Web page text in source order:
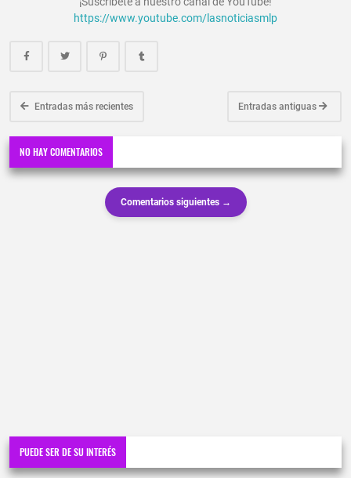
https://www.youtube.com/lasnoticiasmlp
Entradas más recientes Entradas antiguas
NO HAY COMENTARIOS
Comentarios siguientes →
PUEDE SER DE SU INTERÉS